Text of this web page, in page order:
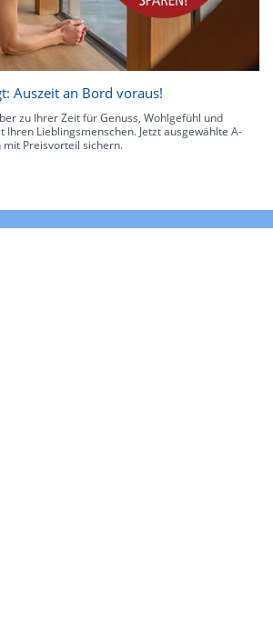
Auszeit an Bord voraus!
zu Ihrer Zeit für Genuss, Wohlgefühl und
Lieblingsmenschen. Jetzt ausgewählte A-
mit Preisvorteil sichern.